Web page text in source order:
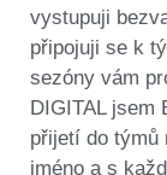
vystupuji
připojuji se k
sezóny vám
DIGITAL jsem
přijetí do týmů
jméno a s